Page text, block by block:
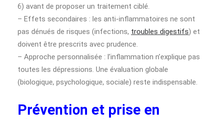
6) avant de proposer un traitement ciblé.
– Effets secondaires : les anti-inflammatoires ne sont
pas dénués de risques (infections, troubles digestifs) et
doivent être prescrits avec prudence.
– Approche personnalisée : l’inflammation n’explique pas
toutes les dépressions. Une évaluation globale
(biologique, psychologique, sociale) reste indispensable.
Prévention et prise en